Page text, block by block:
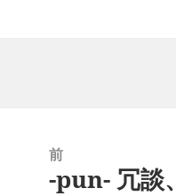
前
前
-pun- 冗談